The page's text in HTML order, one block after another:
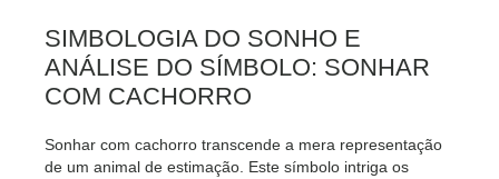
SIMBOLOGIA DO SONHO E
ANÁLISE DO SÍMBOLO: SONHAR
COM CACHORRO
Sonhar com cachorro transcende a mera representação
de um animal de estimação. Este símbolo intriga os